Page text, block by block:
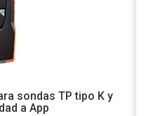
sondas TP tipo K y
a App